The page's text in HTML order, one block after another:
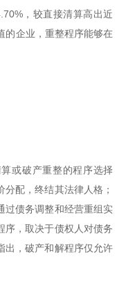
，较直接清算高出近
的企业，重整程序能够在
或破产重整的程序选择
配，终结其法律人格；
过债务调整和经营重组实
序，取决于债权人对债务
出，破产和解程序仅允许